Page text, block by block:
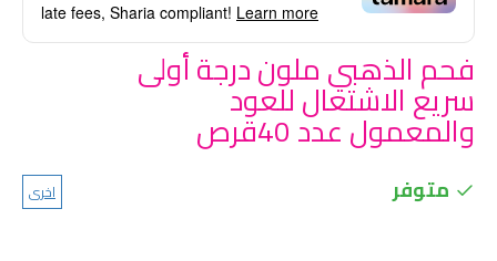
late fees, Sharia compliant! Learn more
فحم الذهبي ملون درجة أولى
سريع الاشتعال للعود
والمعمول عدد 40قرص
متوفر اخرى